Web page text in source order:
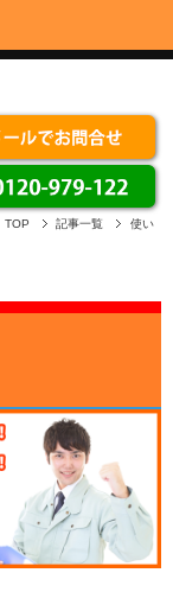
TOP 記事一覧
使い